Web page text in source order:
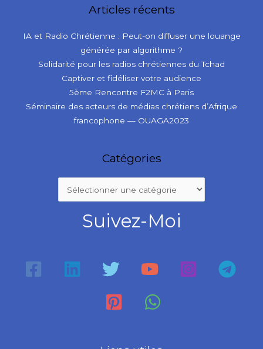
Articles récents
IA et Radio Chrétienne : Peut-on diffuser une louange
générée par algorithme ?
Solidarité pour les radios chrétiennes du Tchad
Captiver et fidéliser votre audience
5ème Rencontre F2MC à Paris
Séminaire des acteurs de médias chrétiens d’Afrique
francophone — OUAGA2023
Catégories
Suivez-Moi